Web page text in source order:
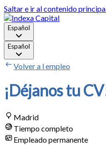
Saltar e ir al contenido
Español
Español
Volver a l empleo
¡Déjanos tu
Madrid
Tiempo completo
Empleado permanente